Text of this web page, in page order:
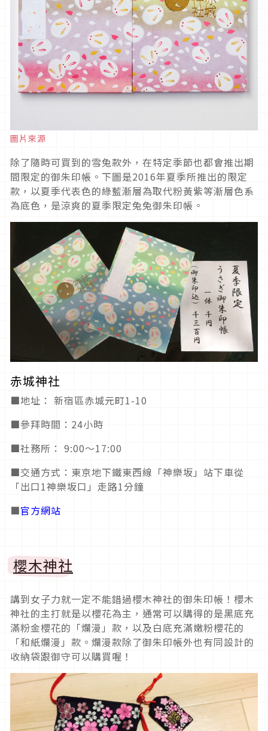
圖片來源
除了隨時可買到的雪兔款外，在特定季節也都會推出期
間限定的御朱印帳。下圖是2016年夏季所推出的限定
款，以夏季代表色的綠藍漸層為取代粉黃紫等漸層色系
為底色，是涼爽的夏季限定兔兔御朱印帳。
赤城神社
■地址： 新宿區赤城元町1-10
■參拜時間：24小時
■社務所： 9:00～17:00
■交通方式：東京地下鐵東西線「神樂坂」站下車從
「出口1神樂坂口」走路1分鐘
■官方網站
櫻木神社
講到女子力就一定不能錯過櫻木神社的御朱印帳！櫻木
神社的主打就是以櫻花為主，通常可以購得的是黑底充
滿粉金櫻花的「爛漫」款，以及白底充滿嫩粉櫻花的
「和紙爛漫」款。爛漫款除了御朱印帳外也有同設計的
收納袋跟御守可以購買喔！